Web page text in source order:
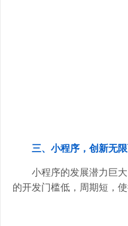
三、小程序，创新无
小程序的发展潜力巨
的开发门槛低，周期短，